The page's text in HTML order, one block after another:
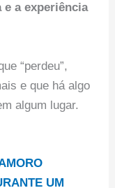
e a experiência
“perdeu”,
e que há algo
algum lugar.
UM